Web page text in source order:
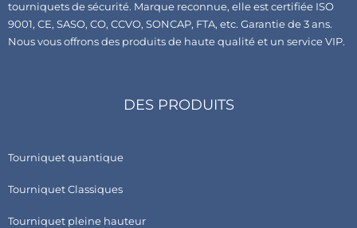
tourniquets de sécurité. Marque reconnue, elle est certifiée ISO
9001, CE, SASO, CO, CCVO, SONCAP, FTA, etc. Garantie de 3 ans.
Nous vous offrons des produits de haute qualité et un service VIP.
DES PRODUITS
Tourniquet quantique
Tourniquet Classiques
Tourniquet pleine hauteur